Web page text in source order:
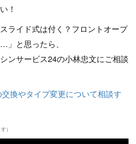
！
ライド式は付く？フロントオープ
」と思ったら、
ンサービス24の小林忠文にご相談
換やタイプ変更について相談す
）